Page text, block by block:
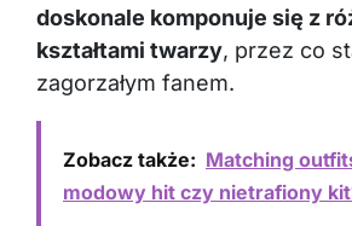
doskonale komponuje się z
kształtami twarzy, przez co
zagorzałym fanem.
Zobacz także: Matching
modowy hit czy nietrafiony